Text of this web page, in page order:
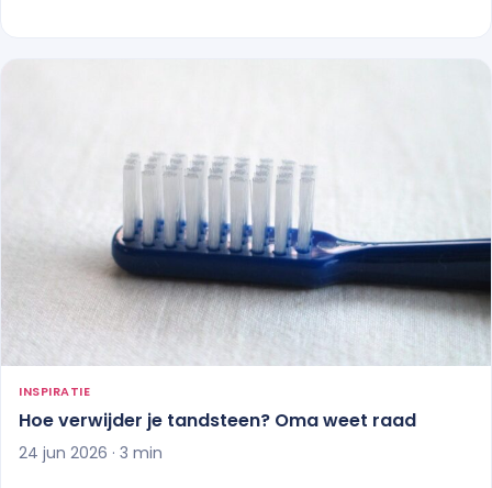
INSPIRATIE
Hoe verwijder je tandsteen? Oma weet raad
24 jun 2026 · 3 min